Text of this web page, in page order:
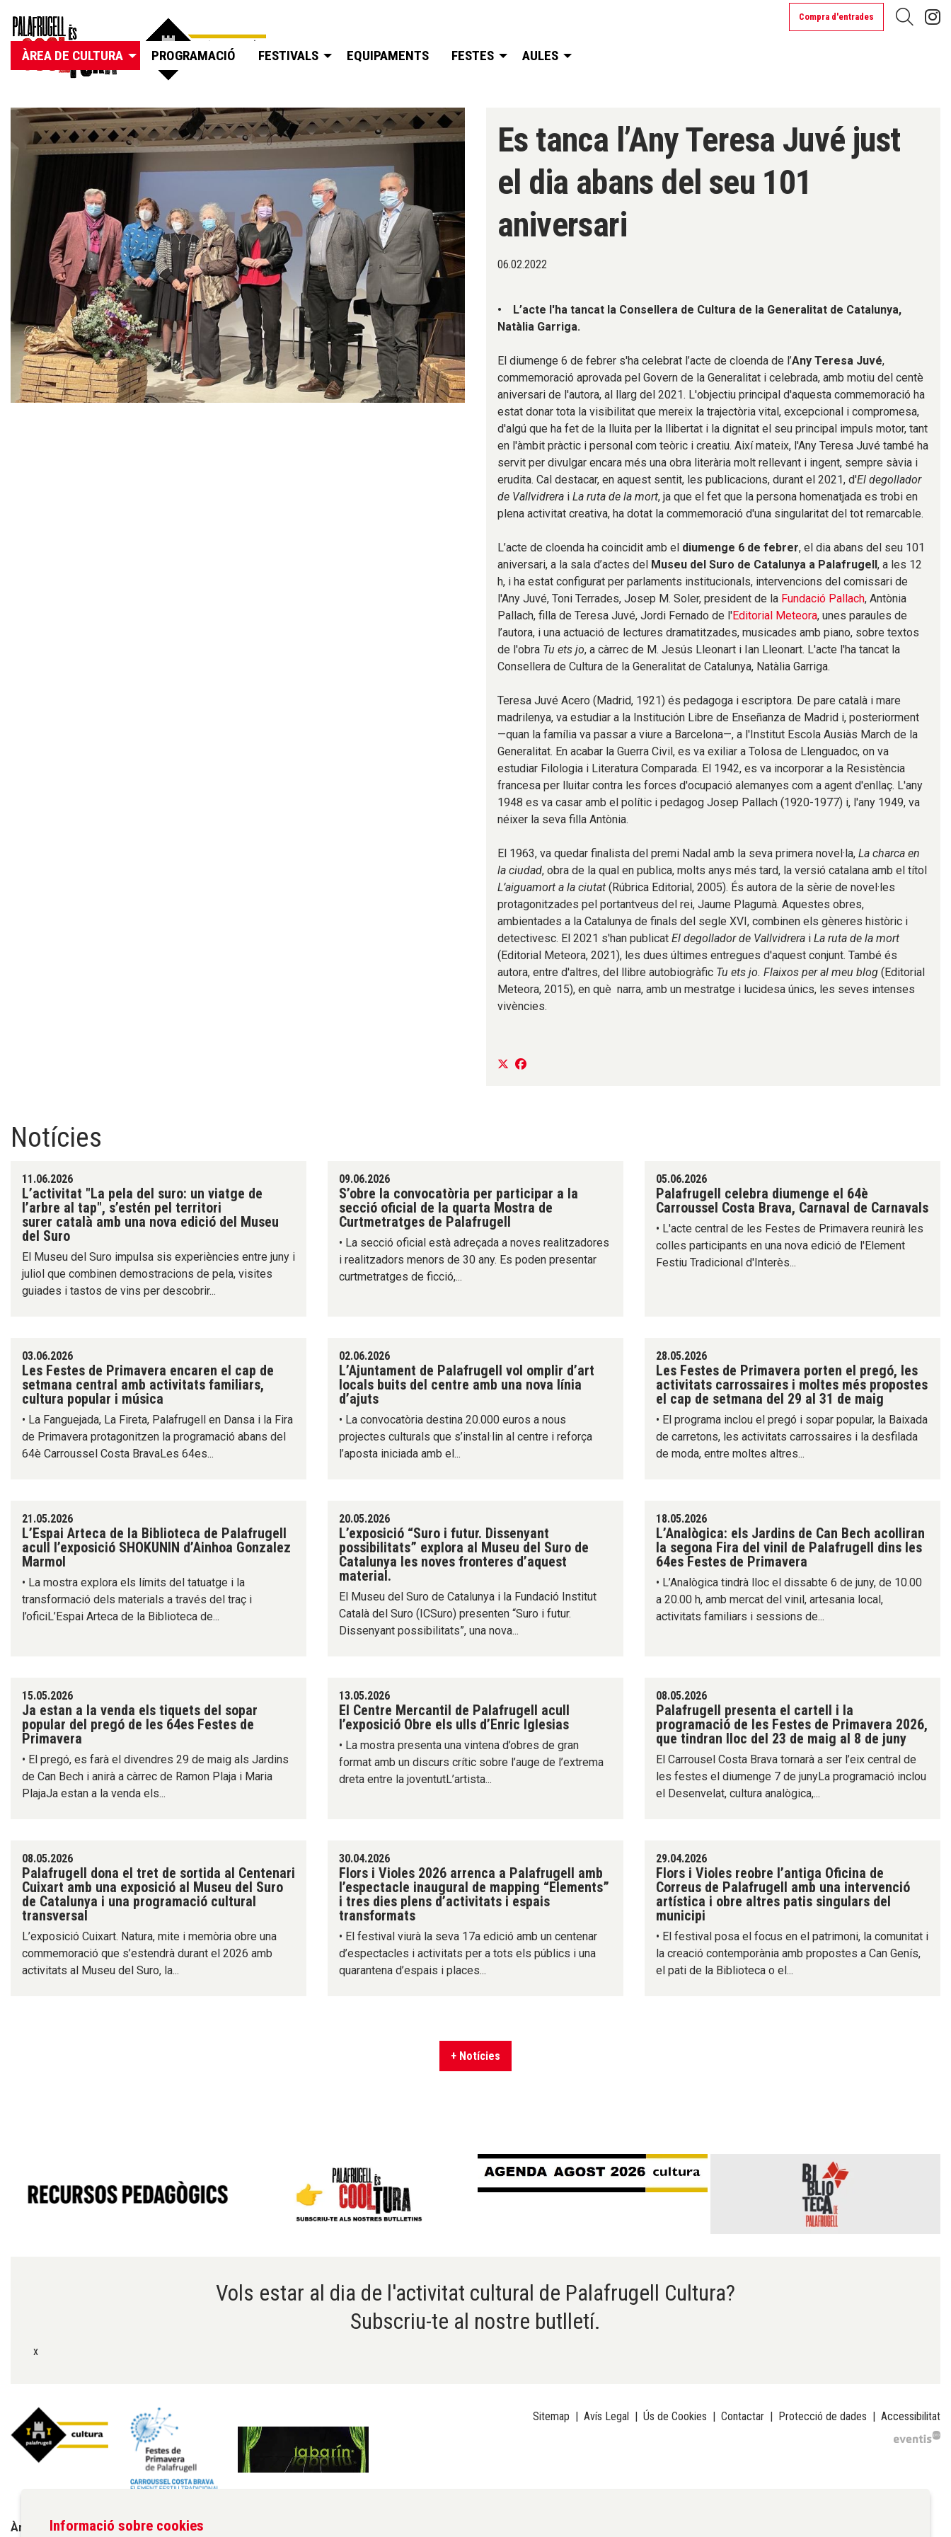
Compra d'entrades
ÀREA DE CULTURA PROGRAMACIÓ FESTIVALS EQUIPAMENTS FESTES AULES
Es tanca l’Any Teresa Juvé just
el dia abans del seu 101
aniversari
06.02.2022
• L’acte l'ha tancat la Consellera de Cultura de la Generalitat de Catalunya,
Natàlia Garriga.
El diumenge 6 de febrer s'ha celebrat l’acte de cloenda de l’Any Teresa Juvé,
commemoració aprovada pel Govern de la Generalitat i celebrada, amb motiu del centè
aniversari de l'autora, al llarg del 2021. L'objectiu principal d'aquesta commemoració ha
estat donar tota la visibilitat que mereix la trajectòria vital, excepcional i compromesa,
d'algú que ha fet de la lluita per la llibertat i la dignitat el seu principal impuls motor, tant
en l'àmbit pràctic i personal com teòric i creatiu. Així mateix, l'Any Teresa Juvé també ha
servit per divulgar encara més una obra literària molt rellevant i ingent, sempre sàvia i
erudita. Cal destacar, en aquest sentit, les publicacions, durant el 2021, d'El degollador
de Vallvidrera i La ruta de la mort, ja que el fet que la persona homenatjada es trobi en
plena activitat creativa, ha dotat la commemoració d'una singularitat del tot remarcable.
L’acte de cloenda ha coincidit amb el diumenge 6 de febrer, el dia abans del seu 101
aniversari, a la sala d’actes del Museu del Suro de Catalunya a Palafrugell, a les 12
h, i ha estat configurat per parlaments institucionals, intervencions del comissari de
l'Any Juvé, Toni Terrades, Josep M. Soler, president de la Fundació Pallach, Antònia
Pallach, filla de Teresa Juvé, Jordi Fernado de l'Editorial Meteora, unes paraules de
l’autora, i una actuació de lectures dramatitzades, musicades amb piano, sobre textos
de l'obra Tu ets jo, a càrrec de M. Jesús Lleonart i Ian Lleonart. L'acte l'ha tancat la
Consellera de Cultura de la Generalitat de Catalunya, Natàlia Garriga.
Teresa Juvé Acero (Madrid, 1921) és pedagoga i escriptora. De pare català i mare
madrilenya, va estudiar a la Institución Libre de Enseñanza de Madrid i, posteriorment
—quan la família va passar a viure a Barcelona—, a l'Institut Escola Ausiàs March de la
Generalitat. En acabar la Guerra Civil, es va exiliar a Tolosa de Llenguadoc, on va
estudiar Filologia i Literatura Comparada. El 1942, es va incorporar a la Resistència
francesa per lluitar contra les forces d'ocupació alemanyes com a agent d'enllaç. L'any
1948 es va casar amb el polític i pedagog Josep Pallach (1920-1977) i, l'any 1949, va
néixer la seva filla Antònia.
El 1963, va quedar finalista del premi Nadal amb la seva primera novel·la, La charca en
la ciudad, obra de la qual en publica, molts anys més tard, la versió catalana amb el títol
L’aiguamort a la ciutat (Rúbrica Editorial, 2005). És autora de la sèrie de novel·les
protagonitzades pel portantveus del rei, Jaume Plagumà. Aquestes obres,
ambientades a la Catalunya de finals del segle XVI, combinen els gèneres històric i
detectivesc. El 2021 s'han publicat El degollador de Vallvidrera i La ruta de la mort
(Editorial Meteora, 2021), les dues últimes entregues d'aquest conjunt. També és
autora, entre d'altres, del llibre autobiogràfic Tu ets jo. Flaixos per al meu blog (Editorial
Meteora, 2015), en què narra, amb un mestratge i lucidesa únics, les seves intenses
vivències.
Notícies
11.06.2026
L’activitat "La pela del suro: un viatge de
l’arbre al tap", s’estén pel territori
surer català amb una nova edició del Museu
del Suro
El Museu del Suro impulsa sis experiències entre juny i
juliol que combinen demostracions de pela, visites
guiades i tastos de vins per descobrir...
09.06.2026
S’obre la convocatòria per participar a la
secció oficial de la quarta Mostra de
Curtmetratges de Palafrugell
• La secció oficial està adreçada a noves realitzadores
i realitzadors menors de 30 any. Es poden presentar
curtmetratges de ficció,...
05.06.2026
Palafrugell celebra diumenge el 64è
Carroussel Costa Brava, Carnaval de Carnavals
• L'acte central de les Festes de Primavera reunirà les
colles participants en una nova edició de l'Element
Festiu Tradicional d'Interès...
03.06.2026
Les Festes de Primavera encaren el cap de
setmana central amb activitats familiars,
cultura popular i música
• La Fanguejada, La Fireta, Palafrugell en Dansa i la Fira
de Primavera protagonitzen la programació abans del
64è Carroussel Costa BravaLes 64es...
02.06.2026
L’Ajuntament de Palafrugell vol omplir d’art
locals buits del centre amb una nova línia
d’ajuts
• La convocatòria destina 20.000 euros a nous
projectes culturals que s’instal·lin al centre i reforça
l’aposta iniciada amb el...
28.05.2026
Les Festes de Primavera porten el pregó, les
activitats carrossaires i moltes més propostes
el cap de setmana del 29 al 31 de maig
• El programa inclou el pregó i sopar popular, la Baixada
de carretons, les activitats carrossaires i la desfilada
de moda, entre moltes altres...
21.05.2026
L’Espai Arteca de la Biblioteca de Palafrugell
acull l’exposició SHOKUNIN d’Ainhoa Gonzalez
Marmol
• La mostra explora els límits del tatuatge i la
transformació dels materials a través del traç i
l’oficiL’Espai Arteca de la Biblioteca de...
20.05.2026
L’exposició “Suro i futur. Dissenyant
possibilitats” explora al Museu del Suro de
Catalunya les noves fronteres d’aquest
material.
El Museu del Suro de Catalunya i la Fundació Institut
Català del Suro (ICSuro) presenten “Suro i futur.
Dissenyant possibilitats”, una nova...
18.05.2026
L’Analògica: els Jardins de Can Bech acolliran
la segona Fira del vinil de Palafrugell dins les
64es Festes de Primavera
• L’Analògica tindrà lloc el dissabte 6 de juny, de 10.00
a 20.00 h, amb mercat del vinil, artesania local,
activitats familiars i sessions de...
15.05.2026
Ja estan a la venda els tiquets del sopar
popular del pregó de les 64es Festes de
Primavera
• El pregó, es farà el divendres 29 de maig als Jardins
de Can Bech i anirà a càrrec de Ramon Plaja i Maria
PlajaJa estan a la venda els...
13.05.2026
El Centre Mercantil de Palafrugell acull
l’exposició Obre els ulls d’Enric Iglesias
• La mostra presenta una vintena d’obres de gran
format amb un discurs crític sobre l’auge de l’extrema
dreta entre la joventutL’artista...
08.05.2026
Palafrugell presenta el cartell i la
programació de les Festes de Primavera 2026,
que tindran lloc del 23 de maig al 8 de juny
El Carrousel Costa Brava tornarà a ser l’eix central de
les festes el diumenge 7 de junyLa programació inclou
el Desenvelat, cultura analògica,...
08.05.2026
Palafrugell dona el tret de sortida al Centenari
Cuixart amb una exposició al Museu del Suro
de Catalunya i una programació cultural
transversal
L’exposició Cuixart. Natura, mite i memòria obre una
commemoració que s’estendrà durant el 2026 amb
activitats al Museu del Suro, la...
30.04.2026
Flors i Violes 2026 arrenca a Palafrugell amb
l’espectacle inaugural de mapping “Elements”
i tres dies plens d’activitats i espais
transformats
• El festival viurà la seva 17a edició amb un centenar
d’espectacles i activitats per a tots els públics i una
quarantena d’espais i places...
29.04.2026
Flors i Violes reobre l’antiga Oficina de
Correus de Palafrugell amb una intervenció
artística i obre altres patis singulars del
municipi
• El festival posa el focus en el patrimoni, la comunitat i
la creació contemporània amb propostes a Can Genís,
el pati de la Biblioteca o el...
+ Notícies
Vols estar al dia de l'activitat cultural de Palafrugell Cultura?
Subscriu-te al nostre butlletí.
x
Àrea de cultura de l'Ajuntament de Palafrugell
Sitemap Avís Legal Ús de Cookies Contactar Protecció de dades Accessibilitat
Informació sobre cookies